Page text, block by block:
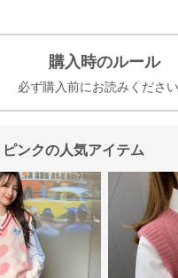
購入時のルール
必ず購入前にお読みください
ンクの人気アイテム